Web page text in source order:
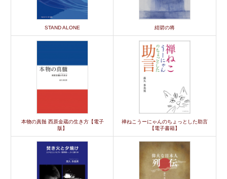
STAND ALONE 紺碧の将
本物の真髄 西原金蔵の生き方【電子
版】
禅ねこうーにゃんのちょっとした助言
【電子書籍】